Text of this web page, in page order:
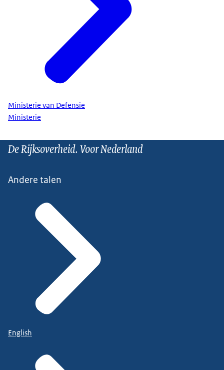
Ministerie van Defensie
Ministerie
De Rijksoverheid. Voor Nederland
Andere talen
English